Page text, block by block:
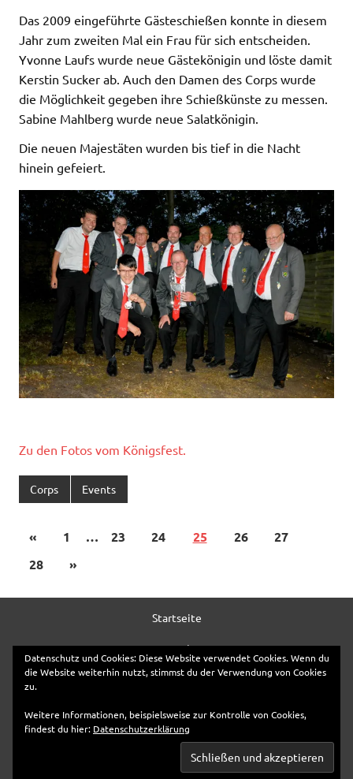
Das 2009 eingeführte Gästeschießen konnte in diesem
Jahr zum zweiten Mal ein Frau für sich entscheiden.
Yvonne Laufs wurde neue Gästekönigin und löste damit
Kerstin Sucker ab. Auch den Damen des Corps wurde
die Möglichkeit gegeben ihre Schießkünste zu messen.
Sabine Mahlberg wurde neue Salatkönigin.
Die neuen Majestäten wurden bis tief in die Nacht
hinein gefeiert.
Zu den Fotos vom Königsfest.
Corps Events
« 1 … 23 24 25 26
27
28
»
Startseite
Kontakt
Anfahrt
Impressum
Datenschutzerklärung
WordPress-Theme: Dynamic News von ThemeZee.
Datenschutz und Cookies: Diese Website verwendet Cookies. Wenn du
die Website weiterhin nutzt, stimmst du der Verwendung von Cookies
zu.
Weitere Informationen, beispielsweise zur Kontrolle von Cookies,
findest du hier: Datenschutzerklärung